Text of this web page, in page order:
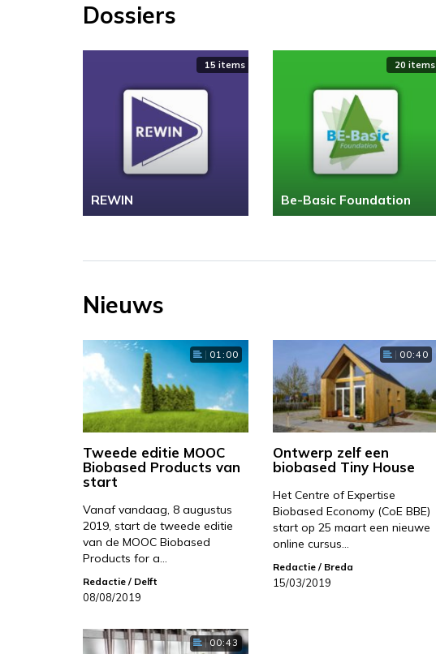
Dossiers
15 items
REWIN
20 items
Be-Basic Foundation
Nieuws
01:00
Tweede editie MOOC
Biobased Products van
start
Vanaf vandaag, 8 augustus
2019, start de tweede editie
van de MOOC Biobased
Products for a…
Redactie / Delft
08/08/2019
00:40
Ontwerp zelf een
biobased Tiny House
Het Centre of Expertise
Biobased Economy (CoE BBE)
start op 25 maart een nieuwe
online cursus…
Redactie / Breda
15/03/2019
00:43